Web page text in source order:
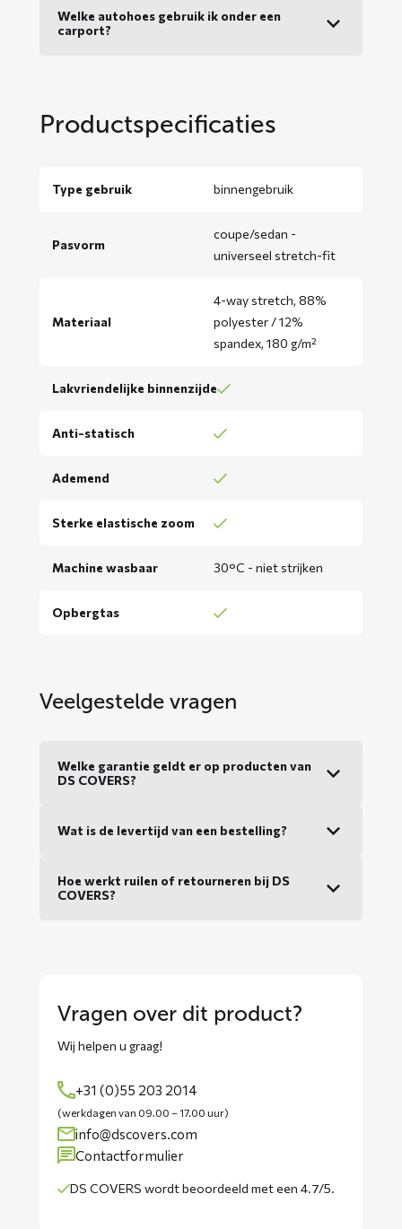
Welke autohoes gebruik ik onder een
carport?
Productspecificaties
Type gebruik binnengebruik
Pasvorm
coupe/sedan -
universeel stretch-fit
Materiaal
4-way stretch, 88%
polyester / 12%
spandex, 180 g/m²
Lakvriendelijke binnenzijde
Anti-statisch
Ademend
Sterke elastische zoom
Machine wasbaar 30°C - niet strijken
Opbergtas
Veelgestelde vragen
Welke garantie geldt er op producten van
DS COVERS?
Wat is de levertijd van een bestelling?
Hoe werkt ruilen of retourneren bij DS
COVERS?
Vragen over dit product?
Wij helpen u graag!
+31 (0)55 203 2014
(werkdagen van 09.00 – 17.00 uur)
info@dscovers.com
Contactformulier
DS COVERS wordtbeoordeeld met een 4.7/5.